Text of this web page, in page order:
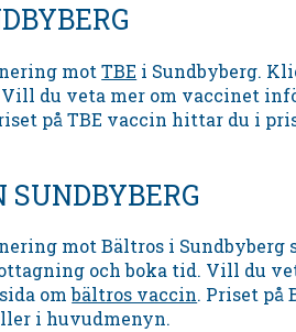
motTBE i Sundbyberg.
du veta mer om vaccinet
på TBE vaccin hittar du i
SUNDBYBERG
mot Bältros i Sundbyberg
och boka tid. Vill du
ombältros vaccin. Priset på
i huvudmenyn.